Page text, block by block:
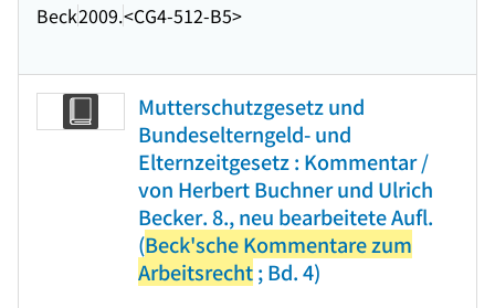
Beck2009.<CG4-512-B5>
Mutterschutzgesetz und
Bundeselterngeld- und
Elternzeitgesetz : Kommentar /
von Herbert Buchner und Ulrich
Becker. 8., neu bearbeitete Aufl.
(Beck'sche Kommentare zum
Arbeitsrecht; Bd. 4)